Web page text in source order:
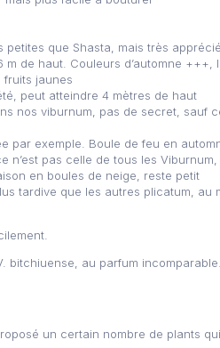
petites que Shasta, mais très apprécié
m de haut. Couleurs d’automne
fruits jaunes
peut atteindre 4 mètres de haut
nos viburnum, pas de secret,
par exemple. Boule de feu en
n’est pas celle de tous les
en boules de neige, reste petit
tardive que les autres plicatum,
bitchiuense, au parfum incomparable…
un certain nombre de plants